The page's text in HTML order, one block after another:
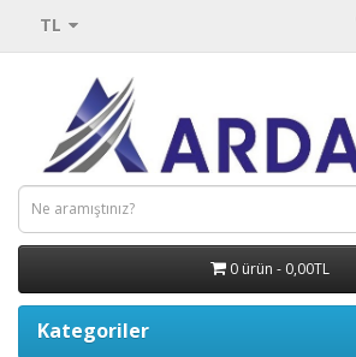
TL
0 ürün - 0,00TL
Kategoriler